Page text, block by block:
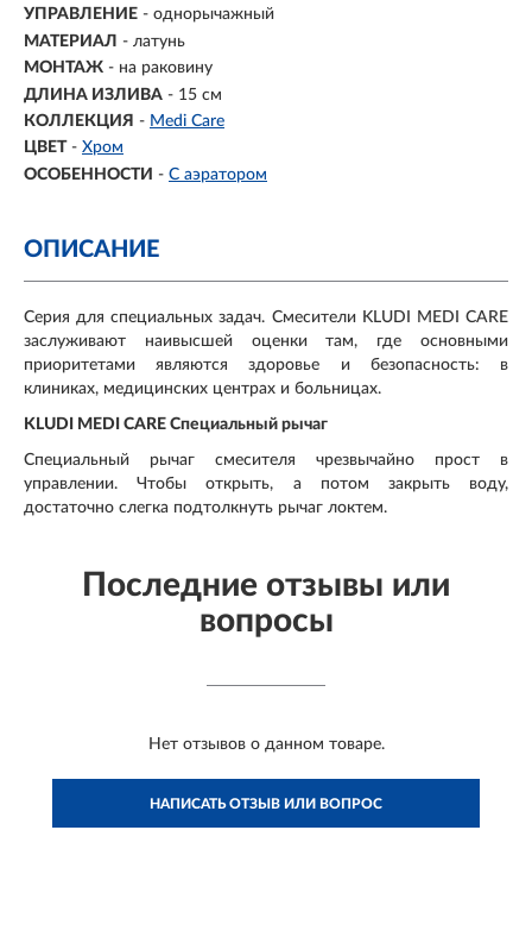
УПРАВЛЕНИЕ - однорычажный
МАТЕРИАЛ - латунь
МОНТАЖ - на раковину
ДЛИНА ИЗЛИВА - 15 см
КОЛЛЕКЦИЯ - Medi Care
ЦВЕТ - Хром
ОСОБЕННОСТИ - С аэратором
ОПИСАНИЕ
Серия для специальных задач. Смесители KLUDI MEDI CARE
заслуживают наивысшей оценки там, где основными
приоритетами являются здоровье и безопасность: в
клиниках, медицинских центрах и больницах.
KLUDI MEDI CARE Специальный рычаг
Специальный рычаг смесителя чрезвычайно прост в
управлении. Чтобы открыть, а потом закрыть воду,
достаточно слегка подтолкнуть рычаг локтем.
Последние отзывы или
вопросы
Нет отзывов о данном товаре.
НАПИСАТЬ ОТЗЫВ ИЛИ ВОПРОС